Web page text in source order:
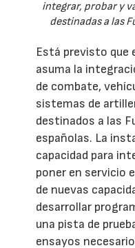
integrar, probar y
destinadas a las
Está previsto que
asuma la
de combate,
sistemas de
destinados a las
españolas. La
capacidad para
poner en servicio
de nuevas
desarrollar
una pista de
ensayos